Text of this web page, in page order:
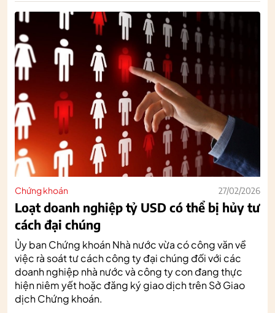
Chứng khoán 27/02/2026
Loạt doanh nghiệp tỷ USD có thể bị hủy tư
cách đại chúng
Ủy ban Chứng khoán Nhà nước vừa có công văn về
việc rà soát tư cách công ty đại chúng đối với các
doanh nghiệp nhà nước và công ty con đang thực
hiện niêm yết hoặc đăng ký giao dịch trên Sở Giao
dịch Chứng khoán.